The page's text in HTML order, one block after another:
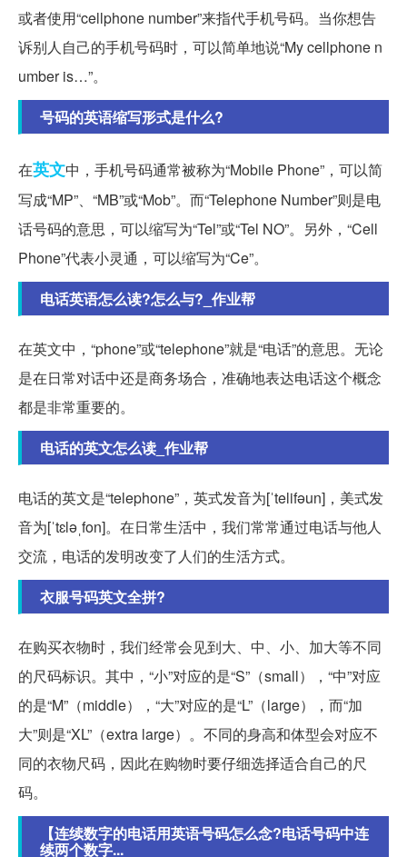
或者使用“cellphone number”来指代手机号码。当你想告
诉别人自己的手机号码时，可以简单地说“My cellphone n
umber is…”。
号码的英语缩写形式是什么?
在英文中，手机号码通常被称为“Mobile Phone”，可以简
写成“MP”、“MB”或“Mob”。而“Telephone Number”则是电
话号码的意思，可以缩写为“Tel”或“Tel NO”。另外，“Cell
Phone”代表小灵通，可以缩写为“Ce”。
电话英语怎么读?怎么与?_作业帮
在英文中，“phone”或“telephone”就是“电话”的意思。无论
是在日常对话中还是商务场合，准确地表达电话这个概念
都是非常重要的。
电话的英文怎么读_作业帮
电话的英文是“telephone”，英式发音为[ˈtelifəun]，美式发
音为[ˈtɛləˌfon]。在日常生活中，我们常常通过电话与他人
交流，电话的发明改变了人们的生活方式。
衣服号码英文全拼?
在购买衣物时，我们经常会见到大、中、小、加大等不同
的尺码标识。其中，“小”对应的是“S”（small），“中”对应
的是“M”（middle），“大”对应的是“L”（large），而“加
大”则是“XL”（extra large）。不同的身高和体型会对应不
同的衣物尺码，因此在购物时要仔细选择适合自己的尺
码。
【连续数字的电话用英语号码怎么念?电话号码中连
续两个数字...